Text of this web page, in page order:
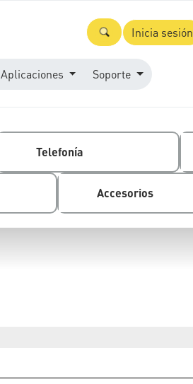
Inicia sesión
Aplicaciones Soporte
Telefonía
Accesorios